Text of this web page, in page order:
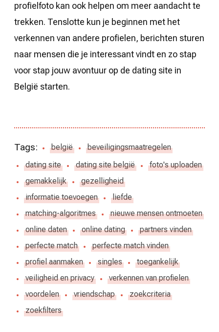
profielfoto kan ook helpen om meer aandacht te
trekken. Tenslotte kun je beginnen met het
verkennen van andere profielen, berichten sturen
naar mensen die je interessant vindt en zo stap
voor stap jouw avontuur op de dating site in
België starten.
Tags: belgië
beveiligingsmaatregelen
dating site
dating site belgië
foto's uploaden
gemakkelijk
gezelligheid
informatie toevoegen
liefde
matching-algoritmes
nieuwe mensen ontmoeten
online daten
online dating
partners vinden
perfecte match
perfecte match vinden
profiel aanmaken
singles
toegankelijk
veiligheid en privacy
verkennen van profielen
voordelen
vriendschap
zoekcriteria
zoekfilters